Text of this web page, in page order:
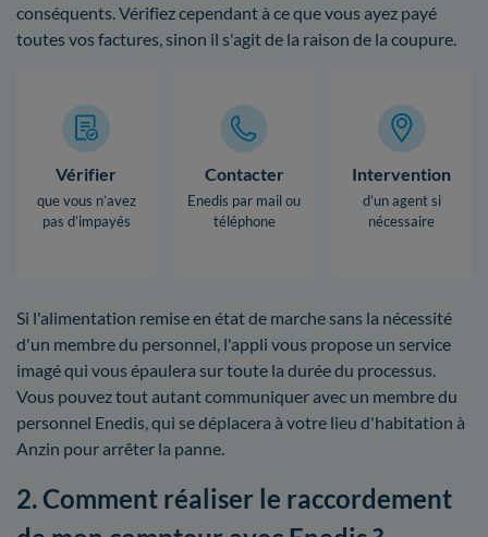
conséquents. Vérifiez cependant à ce que vous ayez payé
toutes vos factures, sinon il s'agit de la raison de la coupure.
Vérifier
que vous n’avez
pas d’impayés
Contacter
Enedis par mail ou
téléphone
Intervention
d’un agent si
nécessaire
Si l'alimentation remise en état de marche sans la nécessité
d'un membre du personnel, l'appli vous propose un service
imagé qui vous épaulera sur toute la durée du processus.
Vous pouvez tout autant communiquer avec un membre du
personnel Enedis, qui se déplacera à votre lieu d'habitation à
Anzin pour arrêter la panne.
2. Comment réaliser le raccordement